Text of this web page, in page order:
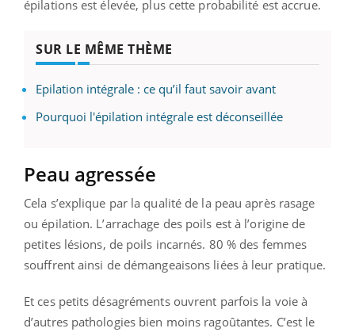
épilations est élevée, plus cette probabilité est accrue.
SUR LE MÊME THÈME
Epilation intégrale : ce qu’il faut savoir avant
Pourquoi l'épilation intégrale est déconseillée
Peau agressée
Cela s’explique par la qualité de la peau après rasage
ou épilation. L’arrachage des poils est à l’origine de
petites lésions, de poils incarnés. 80 % des femmes
souffrent ainsi de démangeaisons liées à leur pratique.
Et ces petits désagréments ouvrent parfois la voie à
d’autres pathologies bien moins ragoûtantes. C’est le